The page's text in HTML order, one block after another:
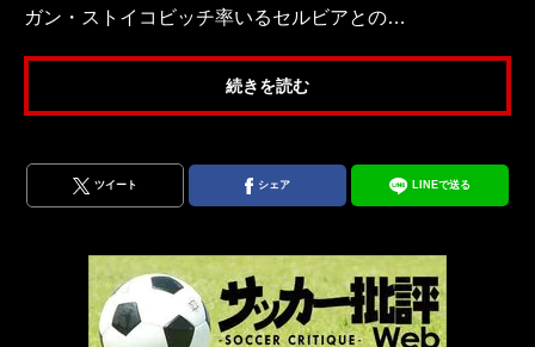
ガン・ストイコビッチ率いるセルビアとの…
続きを読む
ツイート シェア LINEで送る